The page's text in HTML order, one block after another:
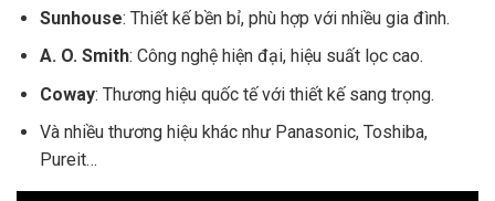
Sunhouse: Thiết kế bền bỉ, phù hợp với nhiều gia đình.
A. O. Smith: Công nghệ hiện đại, hiệu suất lọc cao.
Coway: Thương hiệu quốc tế với thiết kế sang trọng.
Và nhiều thương hiệu khác như Panasonic, Toshiba,
Pureit…